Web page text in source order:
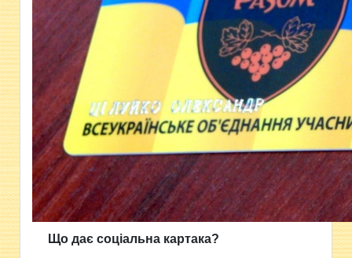
Що дає соціальна картака?